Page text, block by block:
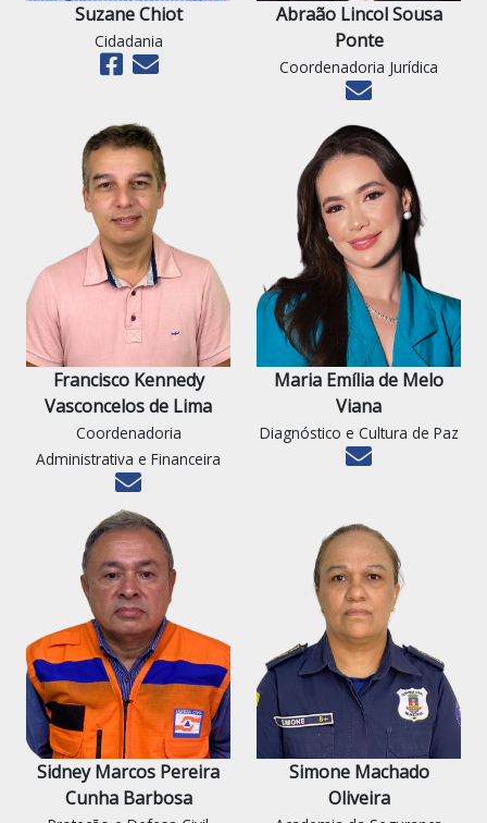
Suzane Chiot
Cidadania
Abraão Lincol Sousa
Ponte
Coordenadoria Jurídica
Francisco Kennedy
Vasconcelos de Lima
Coordenadoria
Administrativa e Financeira
Maria Emília de Melo
Viana
Diagnóstico e Cultura de Paz
Sidney Marcos Pereira
Cunha Barbosa
Simone Machado
Oliveira